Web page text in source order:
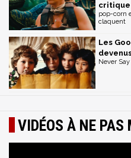
critique
pop-corn
claquent
Les
Never
VIDÉOS À NE PAS